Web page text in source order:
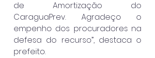
de Amortização do
CaraguaPrev. Agradeço o
empenho dos procuradores na
defesa do recurso”, destaca o
prefeito.